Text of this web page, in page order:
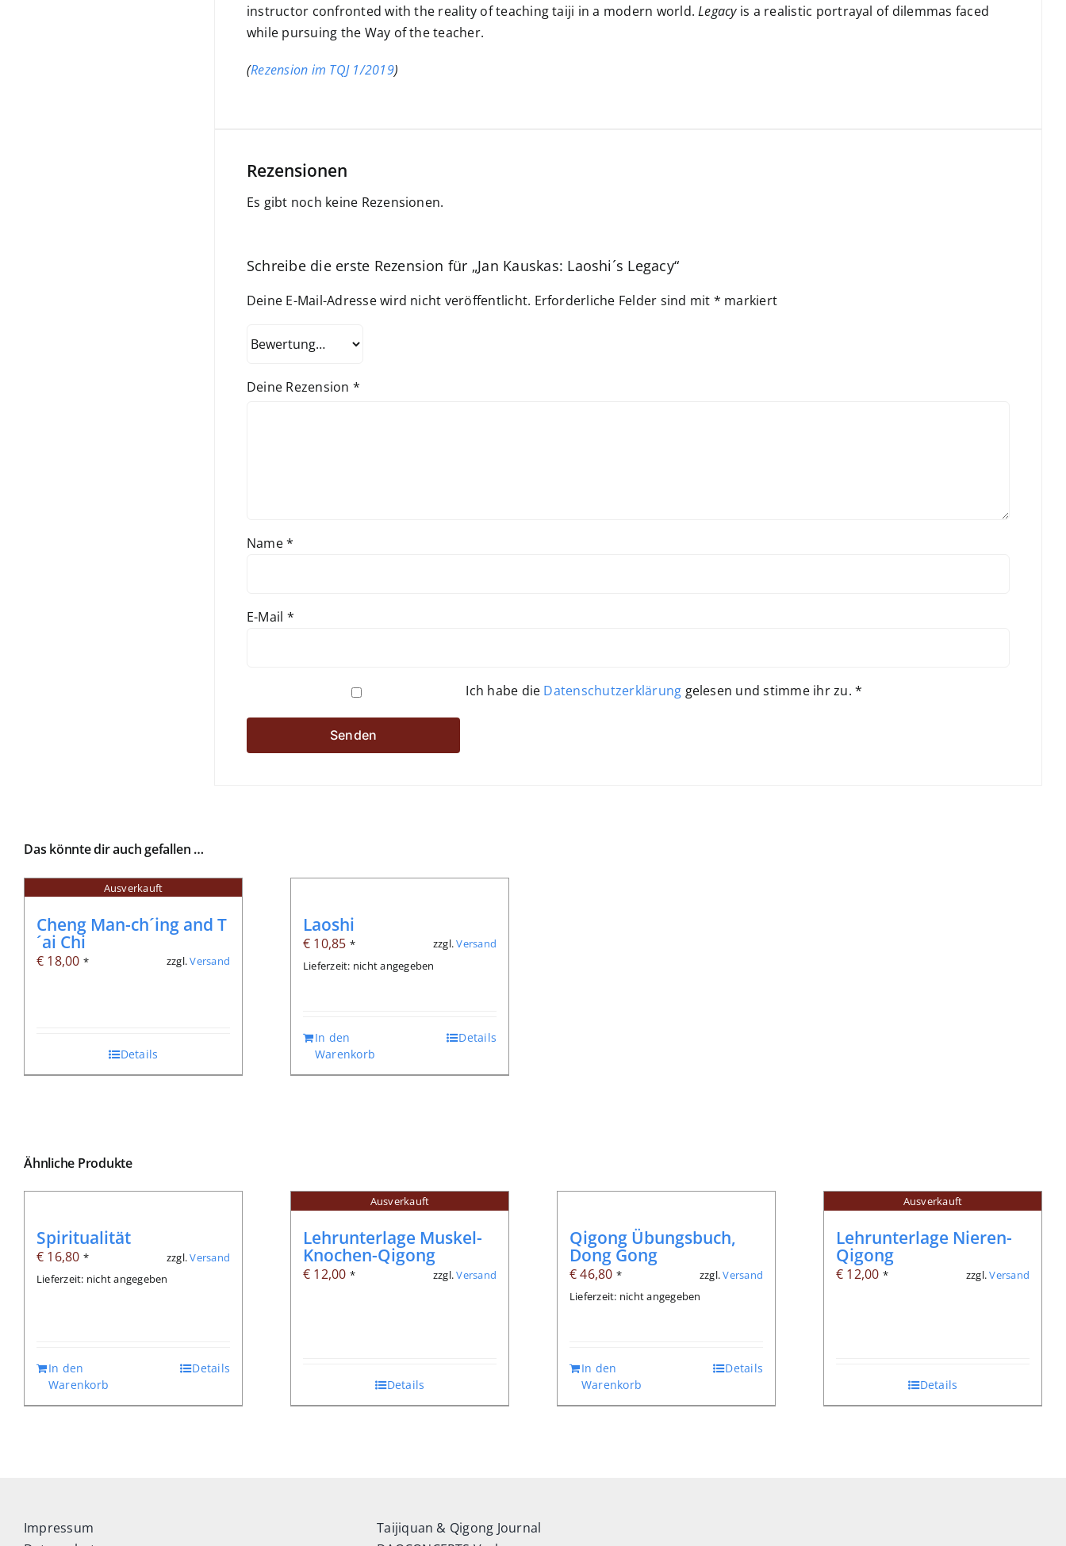
instructor confronted with the reality of teaching taiji in a modern world.Legacyis a realistic portrayal of dilemmas faced
while pursuing the Way of the teacher.
(Rezension im TQJ 1/2019)
Rezensionen
Es gibt noch keine Rezensionen.
Schreibe die erste Rezension für „Jan Kauskas: Laoshi´s Legacy“
Deine E-Mail-Adresse wird nicht veröffentlicht. Erforderliche Felder sind mit * markiert
Deine Rezension *
Name*
E-Mail *
Ich habe die Datenschutzerklärung gelesen und stimme ihr zu. *
Das könnte dir auch gefallen …
Ausverkauft
Cheng Man-ch´ing and T
´ai Chi
€ 18,00 * zzgl.Versand
Details
Laoshi
€ 10,85 * zzgl.Versand
Lieferzeit: nicht angegeben
In den
Warenkorb
Details
Ähnliche Produkte
Spiritualität
€ 16,80 * zzgl.Versand
Lieferzeit: nicht angegeben
In den
Warenkorb
Details
Ausverkauft
Lehrunterlage Muskel-
Knochen-Qigong
€ 12,00 * zzgl.Versand
Details
Qigong Übungsbuch,
Dong Gong
€46,80 * zzgl.Versand
Lieferzeit: nicht angegeben
In den
Warenkorb
Details
Ausverkauft
Lehrunterlage Nieren-
Qigong
€ 12,00 * zzgl.Versand
Details
Impressum
Taijiquan & Qigong Journal